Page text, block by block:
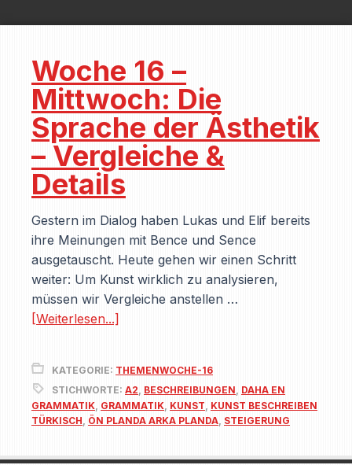
Woche 16 –
Mittwoch: Die
Sprache der Ästhetik
– Vergleiche &
Details
Gestern im Dialog haben Lukas und Elif bereits
ihre Meinungen mit Bence und Sence
ausgetauscht. Heute gehen wir einen Schritt
weiter: Um Kunst wirklich zu analysieren,
müssen wir Vergleiche anstellen …
[Weiterlesen...]
KATEGORIE: THEMENWOCHE-16
STICHWORTE: A2, BESCHREIBUNGEN, DAHA EN
GRAMMATIK, GRAMMATIK, KUNST, KUNST BESCHREIBEN
TÜRKISCH, ÖN PLANDA ARKA PLANDA, STEIGERUNG